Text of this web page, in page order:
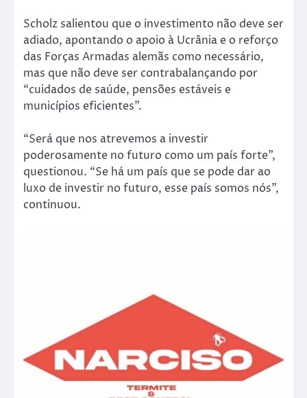
Scholz salientou que o investimento não deve ser
adiado, apontando o apoio à Ucrânia e o reforço
das Forças Armadas alemãs como necessário,
mas que não deve ser contrabalançando por
“cuidados de saúde, pensões estáveis e
municípios eficientes”.
“Será que nos atrevemos a investir
poderosamente no futuro como um país forte”,
questionou. “Se há um país que se pode dar ao
luxo de investir no futuro, esse país somos nós”,
continuou.